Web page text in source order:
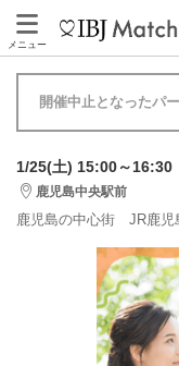
メニュー
開催中止となったパ
1/25(土) 15:00～16:30
鹿児島中央駅前
鹿児島の中心街 JR鹿児